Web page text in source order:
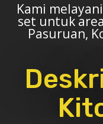
Kami
set untuk
Pasuruan,